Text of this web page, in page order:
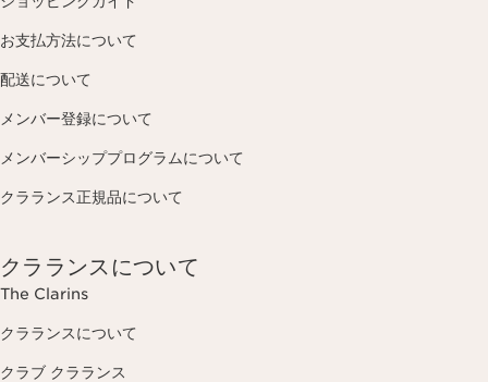
お支払方法について
配送について
メンバー登録について
メンバーシッププログラムについて
クラランス正規品について
クラランスについて
The Clarins
クラランスについて
クラブ クラランス